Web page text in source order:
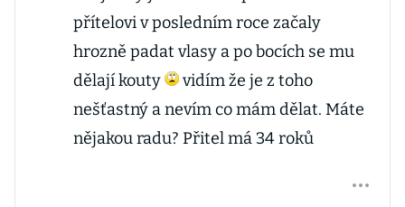
přítelovi v posledním roce začaly
hrozně padat vlasy a po bocích se mu
dělají kouty
vidím že je z toho
nešťastný a nevím co mám dělat. Máte
nějakou radu? Přitel má 34 roků